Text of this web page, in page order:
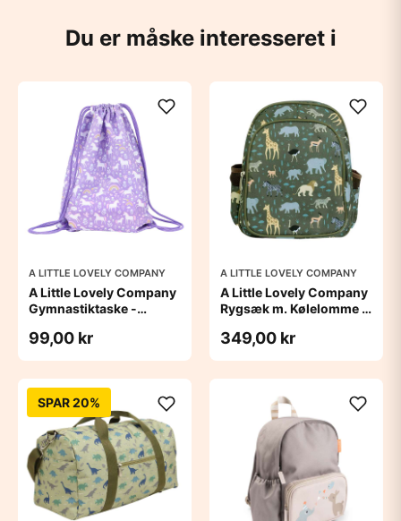
Du er måske interesseret i
A LITTLE LOVELY COMPANY
A Little Lovely Company
Gymnastiktaske -
99,00 kr
A LITTLE LOVELY COMPANY
A Little Lovely Company
Rygsæk m. Kølelomme -
349,00 kr
SPAR 20%